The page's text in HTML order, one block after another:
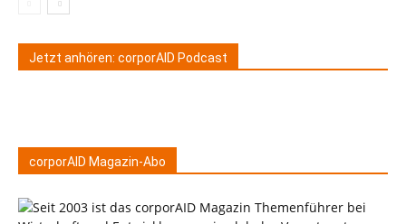
Jetzt anhören: corporAID Podcast
corporAID Magazin-Abo